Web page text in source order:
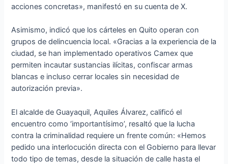
acciones concretas», manifestó en su cuenta de X.
Asimismo, indicó que los cárteles en Quito operan con
grupos de delincuencia local. «Gracias a la experiencia de la
ciudad, se han implementado operativos Camex que
permiten incautar sustancias ilícitas, confiscar armas
blancas e incluso cerrar locales sin necesidad de
autorización previa».
El alcalde de Guayaquil, Aquiles Álvarez, calificó el
encuentro como ‘importantísimo’, resaltó que la lucha
contra la criminalidad requiere un frente común: «Hemos
pedido una interlocución directa con el Gobierno para llevar
todo tipo de temas, desde la situación de calle hasta el